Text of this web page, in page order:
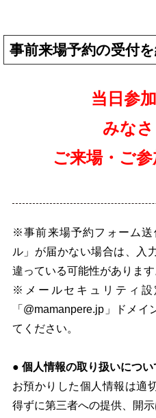
事前来場予約の受付
当日参
みな
ご来場・ご参
※事前来場予約フォーム
ル」が届かない場合は、入
違っている可能性がありま
※メールセキュリティ設
「@mamanpere.jp」ドメ
てください。
● 個人情報の取り扱いについ
お預かりした個人情報は適
得ずに第三者への提供、開示